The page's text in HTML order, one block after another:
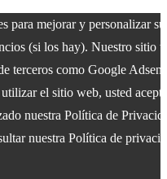
para mejorar y personalizar su
(si los hay). Nuestro sitio
terceros como Google
el sitio web, usted
nuestra Política de
nuestra Política de